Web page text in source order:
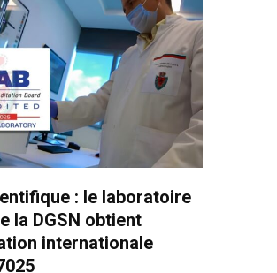
: le laboratoire
la DGSN obtient
internationale